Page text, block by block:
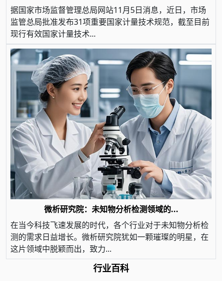
据国家市场监督管理总局网站11月5日消息，近日，市场
监管总局批准发布31项重要国家计量技术规范，截至目前
现行有效国家计量技术...
微析研究院：未知物分析检测领域的...
在当今科技飞速发展的时代，各个行业对于未知物分析检
测的需求日益增长。微析研究院犹如一颗璀璨的明星，在
这片领域中脱颖而出，致力...
行业百科